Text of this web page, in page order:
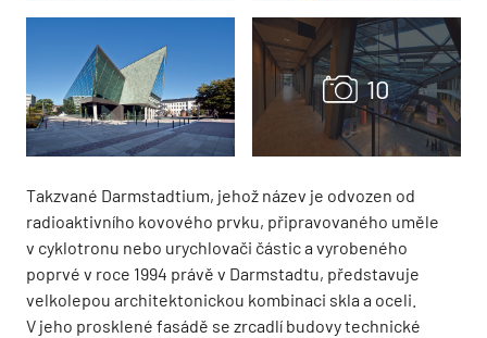
Takzvané Darmstadtium, jehož název je odvozen od
radioaktivního kovového prvku, připravovaného uměle
v cyklotronu nebo urychlovači částic a vyrobeného
poprvé v roce 1994 právě v Darmstadtu, představuje
velkolepou architektonickou kombinaci skla a oceli.
V jeho prosklené fasádě se zrcadlí budovy technické